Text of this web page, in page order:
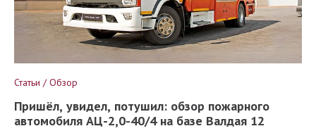
Статьи / Обзор
Пришёл, увидел, потушил: обзор пожарного
автомобиля АЦ-2,0-40/4 на базе Валдая 12